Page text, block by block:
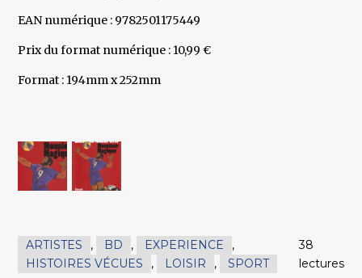
EAN numérique : 9782501175449
Prix du format numérique : 10,99 €
Format : 194mm x 252mm
ARTISTES , BD , EXPERIENCE
,
HISTOIRES VÉCUES
, LOISIR , SPORT
38
lectures